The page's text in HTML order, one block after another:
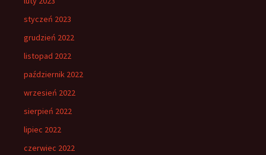
styczeń 2023
grudzień 2022
listopad 2022
październik 2022
wrzesień 2022
sierpień 2022
lipiec 2022
czerwiec 2022